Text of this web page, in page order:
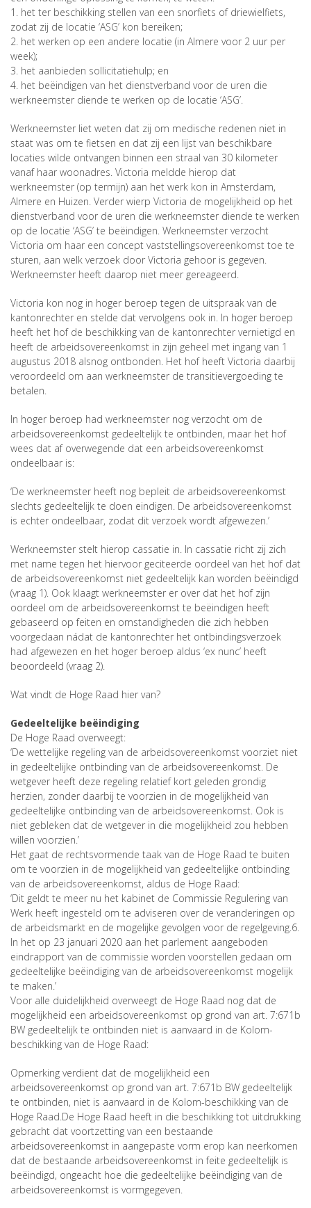
1. het ter beschikking stellen van een snorfiets of driewielfiets,
zodat zij de locatie ‘ASG’ kon bereiken;
2. het werken op een andere locatie (in Almere voor 2 uur per
week);
3. het aanbieden sollicitatiehulp; en
4. het beëindigen van het dienstverband voor de uren die
werkneemster diende te werken op de locatie ‘ASG’.
Werkneemster liet weten dat zij om medische redenen niet in
staat was om te fietsen en dat zij een lijst van beschikbare
locaties wilde ontvangen binnen een straal van 30 kilometer
vanaf haar woonadres. Victoria meldde hierop dat
werkneemster (op termijn) aan het werk kon in Amsterdam,
Almere en Huizen. Verder wierp Victoria de mogelijkheid op het
dienstverband voor de uren die werkneemster diende te werken
op de locatie ‘ASG’ te beëindigen. Werkneemster verzocht
Victoria om haar een concept vaststellingsovereenkomst toe te
sturen, aan welk verzoek door Victoria gehoor is gegeven.
Werkneemster heeft daarop niet meer gereageerd.
Victoria kon nog in hoger beroep tegen de uitspraak van de
kantonrechter en stelde dat vervolgens ook in. In hoger beroep
heeft het hof de beschikking van de kantonrechter vernietigd en
heeft de arbeidsovereenkomst in zijn geheel met ingang van 1
augustus 2018 alsnog ontbonden. Het hof heeft Victoria daarbij
veroordeeld om aan werkneemster de transitievergoeding te
betalen.
In hoger beroep had werkneemster nog verzocht om de
arbeidsovereenkomst gedeeltelijk te ontbinden, maar het hof
wees dat af overwegende dat een arbeidsovereenkomst
ondeelbaar is:
‘De werkneemster heeft nog bepleit de arbeidsovereenkomst
slechts gedeeltelijk te doen eindigen. De arbeidsovereenkomst
is echter ondeelbaar, zodat dit verzoek wordt afgewezen.’
Werkneemster stelt hierop cassatie in. In cassatie richt zij zich
met name tegen het hiervoor geciteerde oordeel van het hof dat
de arbeidsovereenkomst niet gedeeltelijk kan worden beëindigd
(vraag 1). Ook klaagt werkneemster er over dat het hof zijn
oordeel om de arbeidsovereenkomst te beëindigen heeft
gebaseerd op feiten en omstandigheden die zich hebben
voorgedaan nádat de kantonrechter het ontbindingsverzoek
had afgewezen en het hoger beroep aldus ‘ex nunc’ heeft
beoordeeld (vraag 2).
Wat vindt de Hoge Raad hier van?
Gedeeltelijke beëindiging
De Hoge Raad overweegt:
‘De wettelijke regeling van de arbeidsovereenkomst voorziet niet
in gedeeltelijke ontbinding van de arbeidsovereenkomst. De
wetgever heeft deze regeling relatief kort geleden grondig
herzien, zonder daarbij te voorzien in de mogelijkheid van
gedeeltelijke ontbinding van de arbeidsovereenkomst. Ook is
niet gebleken dat de wetgever in die mogelijkheid zou hebben
willen voorzien.’
Het gaat de rechtsvormende taak van de Hoge Raad te buiten
om te voorzien in de mogelijkheid van gedeeltelijke ontbinding
van de arbeidsovereenkomst, aldus de Hoge Raad:
‘Dit geldt te meer nu het kabinet de Commissie Regulering van
Werk heeft ingesteld om te adviseren over de veranderingen op
de arbeidsmarkt en de mogelijke gevolgen voor de regelgeving.6.
In het op 23 januari 2020 aan het parlement aangeboden
eindrapport van de commissie worden voorstellen gedaan om
gedeeltelijke beëindiging van de arbeidsovereenkomst mogelijk
te maken.’
Voor alle duidelijkheid overweegt de Hoge Raad nog dat de
mogelijkheid een arbeidsovereenkomst op grond van art. 7:671b
BW gedeeltelijk te ontbinden niet is aanvaard in de Kolom-
beschikking van de Hoge Raad:
Opmerking verdient dat de mogelijkheid een
arbeidsovereenkomst op grond van art. 7:671b BW gedeeltelijk
te ontbinden, niet is aanvaard in de Kolom-beschikking van de
Hoge Raad.De Hoge Raad heeft in die beschikking tot uitdrukking
gebracht dat voortzetting van een bestaande
arbeidsovereenkomst in aangepaste vorm erop kan neerkomen
dat de bestaande arbeidsovereenkomst in feite gedeeltelijk is
beëindigd, ongeacht hoe die gedeeltelijke beëindiging van de
arbeidsovereenkomst is vormgegeven.